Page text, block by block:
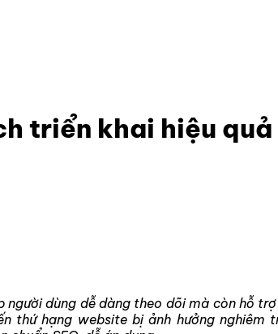
triển khai hiệu quả
dùng dễ dàng theo dõi mà còn hỗ
thứ hạng website bị ảnh hưởng nghiêm